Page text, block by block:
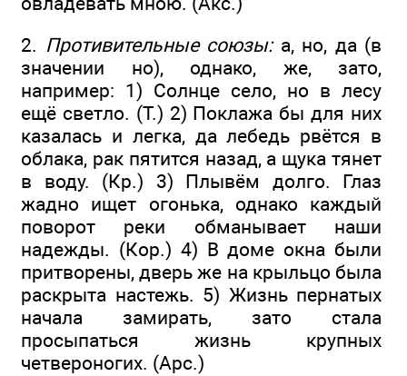
2. Противительные союзы:а, но, да (в
значении но), однако, же, зато,
например: 1) Солнце село, но в лесу
ещё светло. (Т.) 2) Поклажа бы для них
казалась и легка, да лебедь рвётся в
облака, рак пятится назад, а щука тянет
в воду. (Кр.) 3) Плывём долго. Глаз
жадно ищет огонька, однако каждый
поворот реки обманывает наши
надежды. (Кор.) 4) В доме окна были
притворены, дверь же на крыльцо была
раскрыта настежь. 5) Жизнь пернатых
начала замирать, зато стала
просыпаться жизнь крупных
четвероногих. (Арс.)